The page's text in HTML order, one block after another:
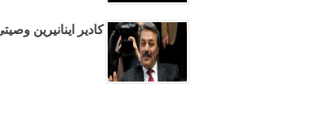
کادیر اینانیرین